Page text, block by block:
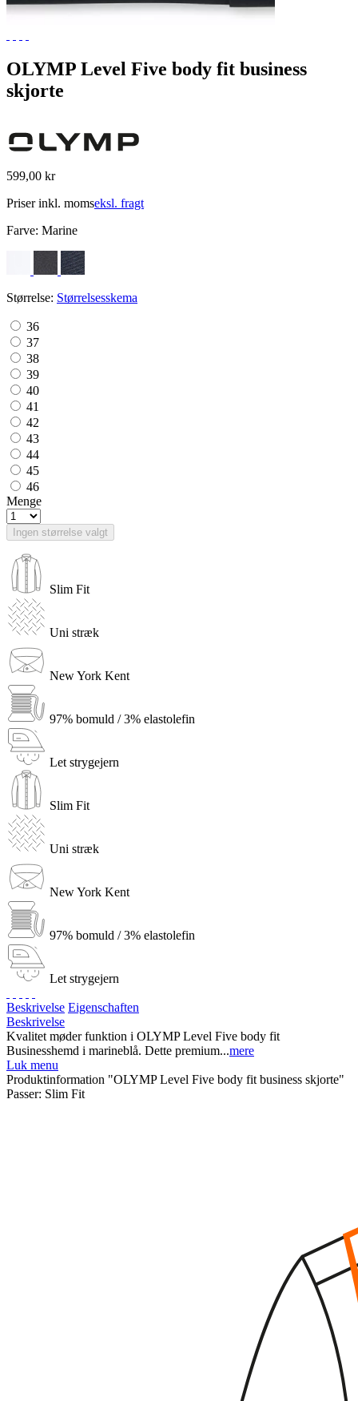
OLYMP Level Five body fit business
skjorte
599,00 kr
Priser inkl. momseksl. fragt
Farve: Marine
Størrelse: Størrelsesskema
36
37
38
39
40
41
42
43
44
45
46
Menge
Ingen størrelse valgt
Slim Fit
Uni stræk
New York Kent
97% bomuld / 3% elastolefin
Let strygejern
Slim Fit
Uni stræk
New York Kent
97% bomuld / 3% elastolefin
Let strygejern
Beskrivelse Eigenschaften
Beskrivelse
Kvalitet møder funktion i OLYMP Level Five body fit
Businesshemd i marineblå. Dette premium...mere
Luk menu
Produktinformation "OLYMP Level Five body fit business skjorte"
Passer: Slim Fit